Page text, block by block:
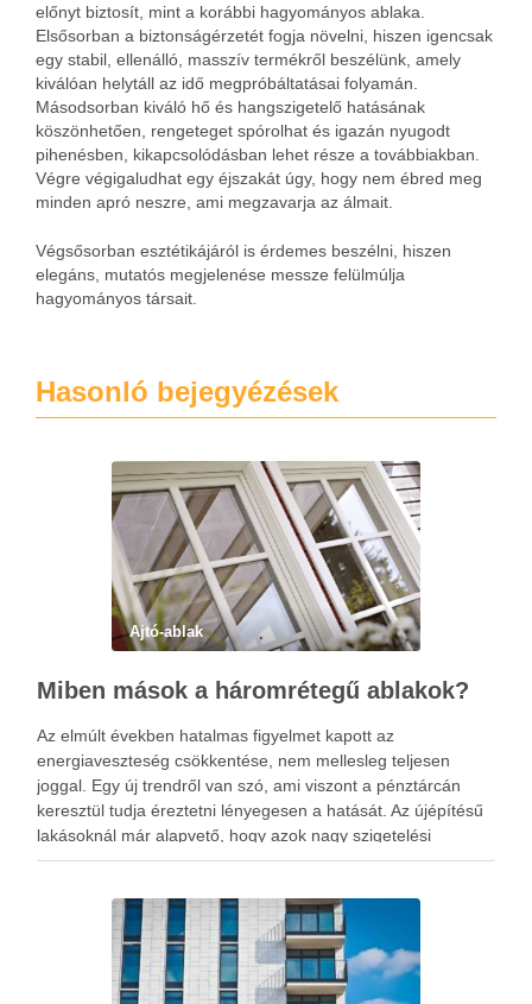
előnyt biztosít, mint a korábbi hagyományos ablaka.
Elsősorban a biztonságérzetét fogja növelni, hiszen igencsak
egy stabil, ellenálló, masszív termékről beszélünk, amely
kiválóan helytáll az idő megpróbáltatásai folyamán.
Másodsorban kiváló hő és hangszigetelő hatásának
köszönhetően, rengeteget spórolhat és igazán nyugodt
pihenésben, kikapcsolódásban lehet része a továbbiakban.
Végre végigaludhat egy éjszakát úgy, hogy nem ébred meg
minden apró neszre, ami megzavarja az álmait.
Végsősorban esztétikájáról is érdemes beszélni, hiszen
elegáns, mutatós megjelenése messze felülmúlja
hagyományos társait.
Hasonló bejegyézések
Ajtó-ablak
Miben mások a háromrétegű ablakok?
Az elmúlt években hatalmas figyelmet kapott az
energiaveszteség csökkentése, nem mellesleg teljesen
joggal. Egy új trendről van szó, ami viszont a pénztárcán
keresztül tudja éreztetni lényegesen a hatását. Az újépítésű
lakásoknál már alapvető, hogy azok nagy szigetelési
potenciállal rendelkező ablakokkal vannak felszerelve, de a